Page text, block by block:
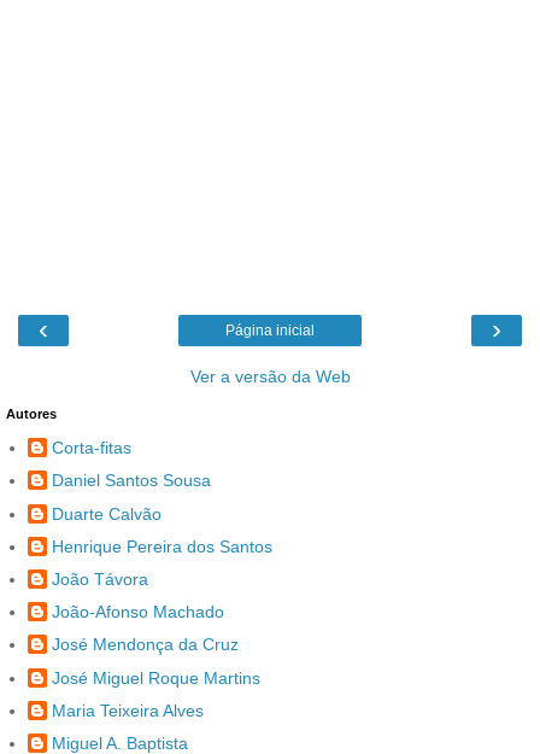
‹ ›
Página inicial
Ver a versão da Web
Autores
Corta-fitas
Daniel Santos Sousa
Duarte Calvão
Henrique Pereira dos Santos
João Távora
João-Afonso Machado
José Mendonça da Cruz
José Miguel Roque Martins
Maria Teixeira Alves
Miguel A. Baptista